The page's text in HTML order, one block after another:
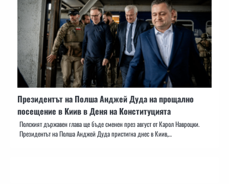
Президентът на Полша Анджей Дуда на прощално
посещение в Киив в Деня на Конституцията
Полският държавен глава ще бъде сменен през август от Карол Навроцки.
Президентът на Полша Анджей Дуда пристигна днес в Киив,…